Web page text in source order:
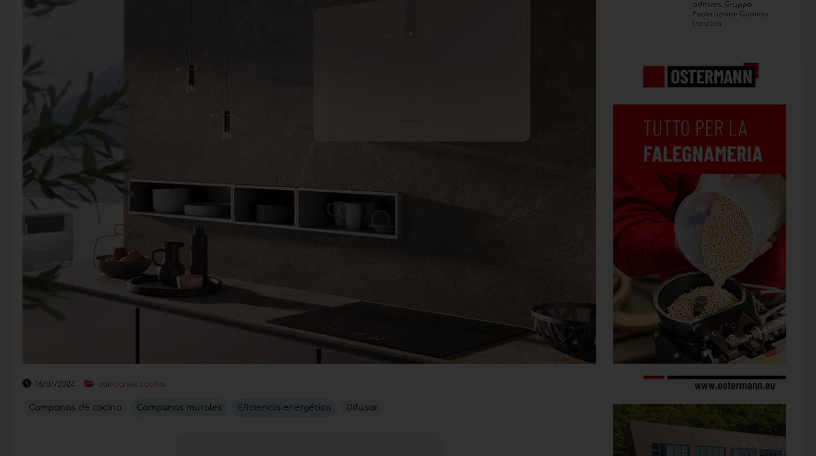
16/07/2024 campanas cocina
Campanas de cocina Campanas murales Eficiencia energética Difusor
aditivos. Gruppo
Federazione Gomma
Plastica.